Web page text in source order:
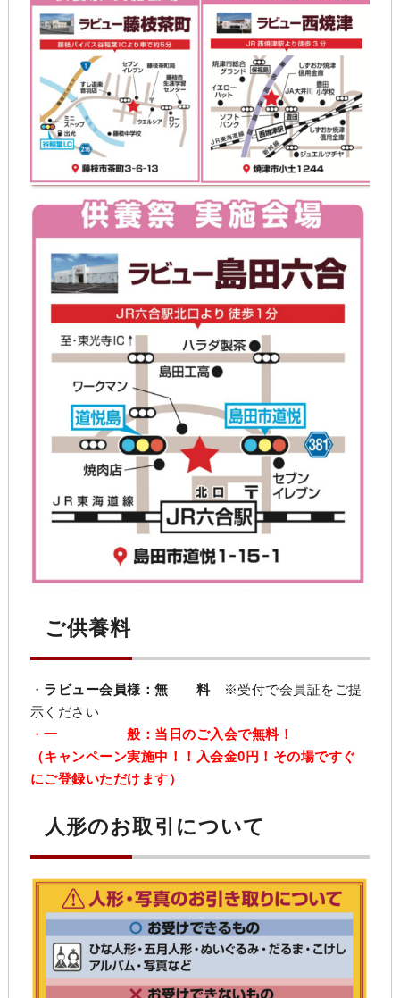
ご供養料
・ ラビュー会員様：無 料※受付で会員証をご提
示ください
・一 般： 当日のご入会で無料！
（キャンペーン実施中！！入会金0円！その場ですぐ
にご登録いただけます）
人形のお取引について